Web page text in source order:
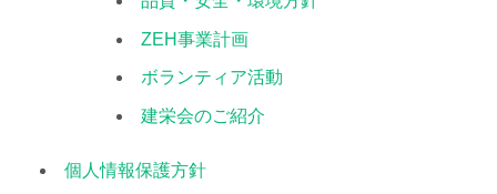
ZEH事業計画
ボランティア活動
建栄会のご紹介
個人情報保護方針